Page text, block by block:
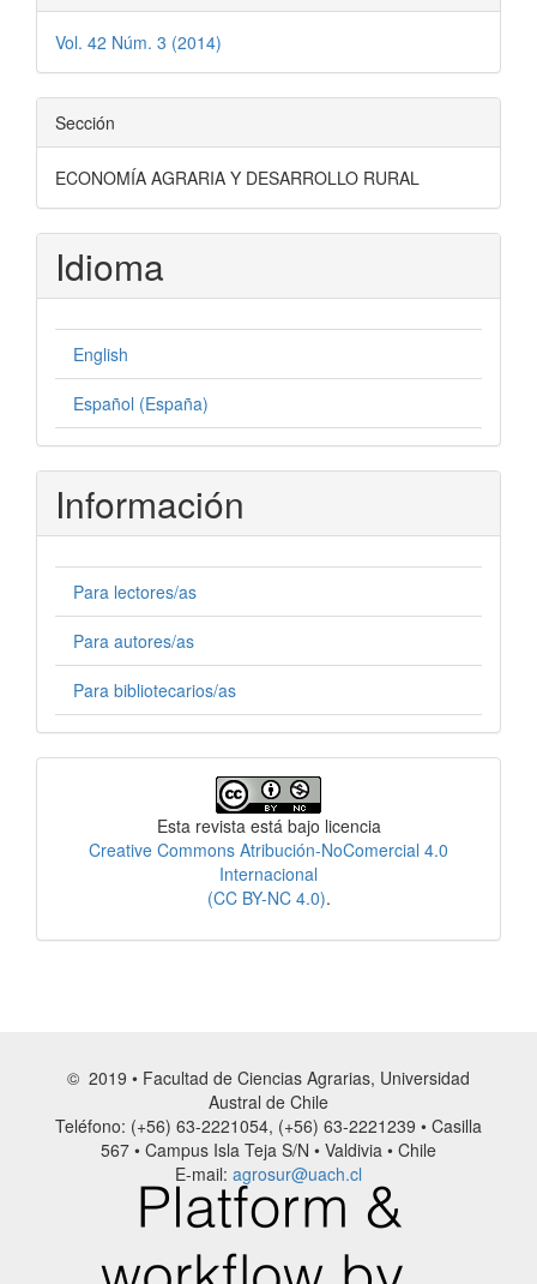
Vol. 42 Núm. 3 (2014)
Sección
ECONOMÍA AGRARIA Y DESARROLLO RURAL
Idioma
English
Español (España)
Información
Para lectores/as
Para autores/as
Para bibliotecarios/as
Esta revista está bajo licencia
Creative Commons Atribución-NoComercial 4.0
Internacional
(CC BY-NC 4.0).
© 2019 • Facultad de Ciencias Agrarias, Universidad
Austral de Chile
Teléfono: (+56) 63-2221054, (+56) 63-2221239 • Casilla
567 • Campus Isla Teja S/N • Valdivia • Chile
E-mail: agrosur@uach.cl